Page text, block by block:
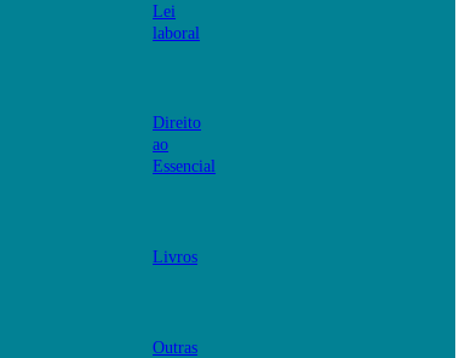
Lei
laboral
Direito
ao
Essencial
Livros
Outras